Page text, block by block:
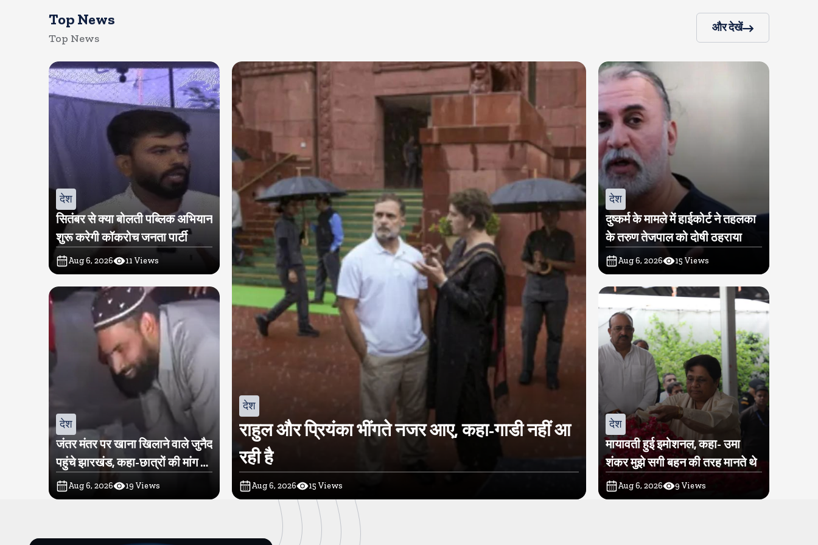
Top News
Top News
और देखें
देश
सितंबर से क्या बोलती पब्लिक अभियान
शुरू करेगी कॉकरोच जनता पार्टी
Aug 6, 2026 11 Views
देश
जंतर मंतर पर खाना खिलाने वाले जुनैद
पहुंचे झारखंड, कहा-छात्रों की मांग का
समर्थन करते है
Aug 6, 2026 19 Views
देश
राहुल और प्रियंका भींगते नजर आए, कहा-गाडी नहीं आ
रही है
Aug 6, 2026 15 Views
देश
दुष्कर्म के मामले में हाईकोर्ट ने तहलका
के तरुण तेजपाल को दोषी ठहराया
Aug 6, 2026 15 Views
देश
मायावती हुई इमोशनल, कहा- उमा
शंकर मुझे सगी बहन की तरह मानते थे
Aug 6, 2026 9 Views